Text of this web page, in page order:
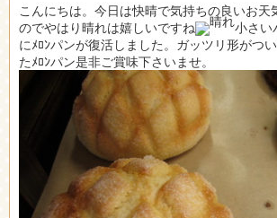
こんにちは。今日は快晴で気持ちの良いお天
のでやはり晴れは嬉しいですね
小さい
にﾒﾛﾝパンが復活しました。ガッツリ形がつ
たﾒﾛﾝパン是非ご賞味下さいませ。